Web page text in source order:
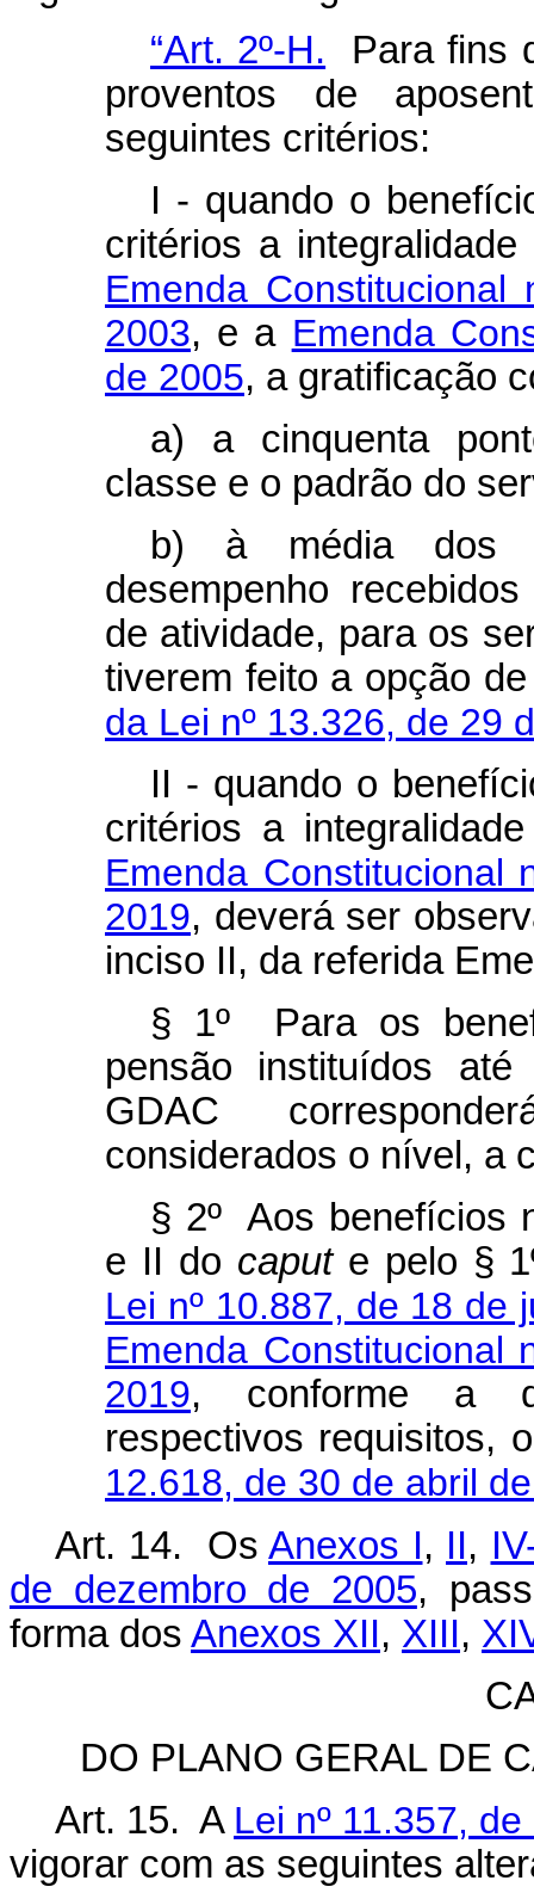
“Art. 2º-H. Para fins
proventos de
seguintes critérios:
I - quando o
critérios a
Emenda
2003, e a Emenda
de 2005, a gratificação
a) a cinquenta
classe e o padrão do
b) à média dos
desempenho
de atividade, para os
tiverem feito a opção
da Lei nº 13.326, de 29
II - quando o
critérios a
Emenda Constitucional
2019, deverá ser
inciso II, da referida
§ 1º Para os
pensão instituídos
GDAC
considerados o nível, a
§ 2º Aos benefícios
e II do capute pelo §
Lei nº 10.887, de 18 de
Emenda Constitucional
2019, conforme a
respectivos requisitos,
12.618, de 30 de abril
Art. 14. Os Anexos I, II,
de dezembro de 2005,
forma dos Anexos XII, XIII,
DO PLANO GERAL DE
Art. 15. A Lei nº 11.357,
vigorar com as seguintes